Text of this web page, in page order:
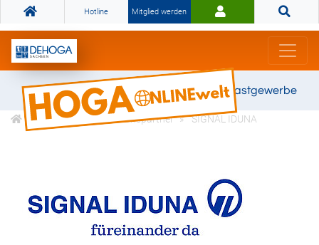
Hotline Mitglied werden
Gemeinsam stark für das Gastgewerbe
DEHOGA Kooperationspartner SIGNAL IDUNA